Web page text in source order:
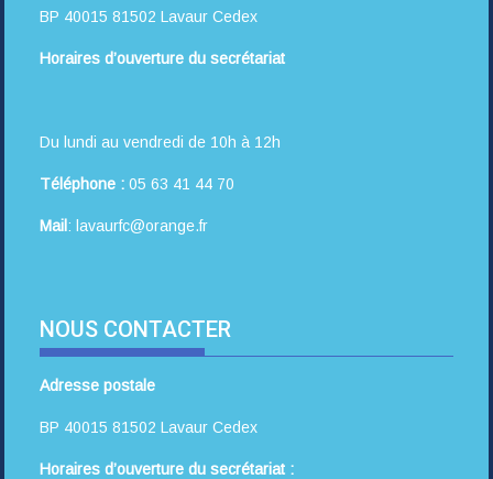
BP 40015 81502 Lavaur Cedex
Horaires d’ouverture du secrétariat
Du lundi au vendredi de 10h à 12h
Téléphone : 05 63 41 44 70
Mail: lavaurfc@orange.fr
NOUS CONTACTER
Adresse postale
BP 40015 81502 Lavaur Cedex
Horaires d’ouverture du secrétariat :